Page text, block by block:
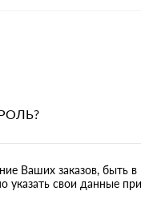
Ваших заказов, быть
свои данные